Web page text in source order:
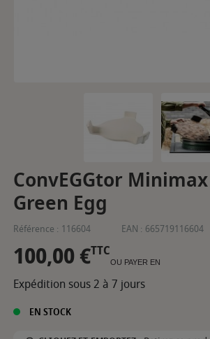
ConvEGGtor
Green Egg
Référence : 116604 EAN : 665719116604
100,00 €TTC
OU PAYER EN
Expédition sous 2 à 7 jours
EN STOCK